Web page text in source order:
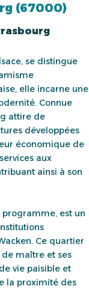
(67000)
se distingue
elle incarne une
Connue
attire de
développées
économique de
aux
ainsi à son
programme, est un
Ce quartier
maître et ses
vie paisible et
la proximité des